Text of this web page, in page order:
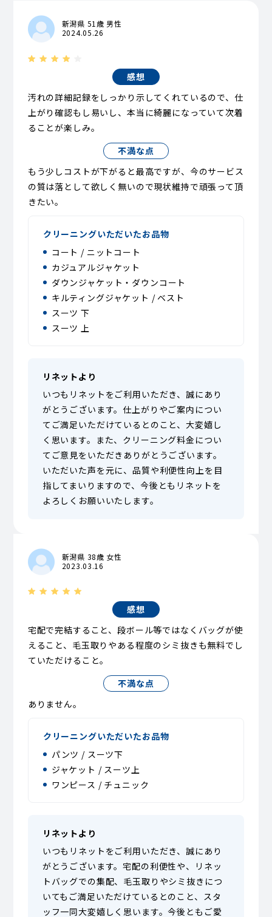
新潟県 51歳 男性
2024.05.26
感想
汚れの詳細記録をしっかり示してくれているので、仕
上がり確認もし易いし、本当に綺麗になっていて次着
ることが楽しみ。
不満な点
もう少しコストが下がると最高ですが、今のサービス
の質は落として欲しく無いので現状維持で頑張って頂
きたい。
クリーニングいただいたお品物
コート / ニットコート
カジュアルジャケット
ダウンジャケット・ダウンコート
キルティングジャケット / ベスト
スーツ 下
スーツ 上
リネットより
いつもリネットをご利用いただき、誠にあり
がとうございます。仕上がりやご案内につい
てご満足いただけているとのこと、大変嬉し
く思います。また、クリーニング料金につい
てご意見をいただきありがとうございます。
いただいた声を元に、品質や利便性向上を目
指してまいりますので、今後ともリネットを
よろしくお願いいたします。
新潟県 38歳 女性
2023.03.16
感想
宅配で完結すること、段ボール等ではなくバッグが使
えること、毛玉取りやある程度のシミ抜きも無料でし
ていただけること。
不満な点
ありません。
クリーニングいただいたお品物
パンツ / スーツ下
ジャケット / スーツ上
ワンピース / チュニック
リネットより
いつもリネットをご利用いただき、誠にあり
がとうございます。宅配の利便性や、リネッ
トバッグでの集配、毛玉取りやシミ抜きにつ
いてもご満足いただけているとのこと、スタ
ッフ一同大変嬉しく思います。今後ともご愛